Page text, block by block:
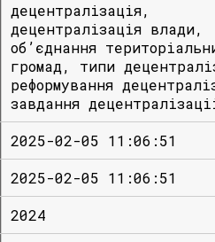
децентралізація,
децентралізація влади,
об’єднання
громад, типи
реформування
завдання
2025-02-05 11:06:51
2025-02-05 11:06:51
2024